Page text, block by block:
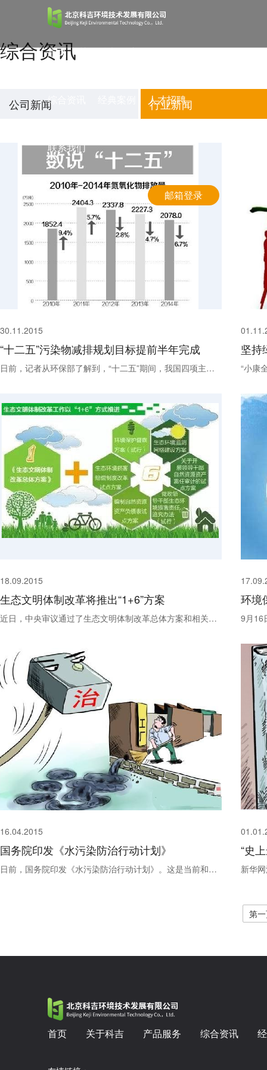
首页 关于科吉 产品服务
综合资讯 人才招聘
联系我们
邮箱登录
综合资讯
公司新闻 行业新闻
30.11.2015
“十二五”污染物减排规划目标提前半年完成
日前，记者从环保部了解到，“十二五”期间，我国四项主要污染物——化学需氧量（COD）、氨氮、二氧化硫、氮氧化物排放量持续大幅下降，已提前半年完成主要污染物减排“十二五”规划目标。数据显示，“十二五”前四...
18.09.2015
生态文明体制改革将推出“1+6”方案
近日，中央审议通过了生态文明体制改革总体方案和相关配套方案，近日将全文发表。 据介绍，经济体制和生态文明体制改革专项小组会同有关部门和单位，以“1+6”形式，推出一批重点改革措施，“1”指生态文明体制改革...
16.04.2015
国务院印发《水污染防治行动计划》
日前，国务院印发《水污染防治行动计划》。这是当前和今后一个时期全国水污染防治工作的行动指南。党中央、国务院高度重视水污染防治工作。针对水污染防治的紧迫性、复杂性、艰巨性、长期性，行动计划突出深化改革和...
“史
第
首页 关于科吉 产品服务 综合资讯